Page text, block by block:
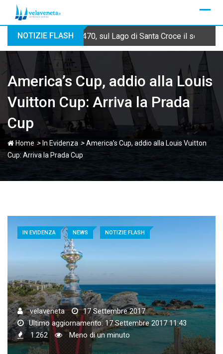
NOTIZIE FLASH 470, sul Lago di Santa Croce il
America’s Cup, addio alla Louis
Vuitton Cup: Arriva la Prada
Cup
Home > In Evidenza >America’s Cup, addio alla Louis Vuitton
Cup: Arriva la Prada Cup
IN EVIDENZA NEWS NOTIZIE FLASH
velaveneta
17 Settembre 2017
Ultimo aggiornamento: 17 Settembre 2017 11:43
1.262
Meno di un minuto